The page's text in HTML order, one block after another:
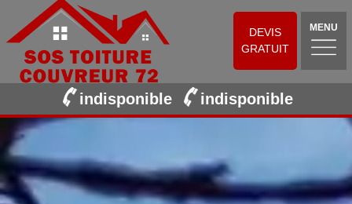
DEVIS
GRATUIT
MENU
indisponible indisponible